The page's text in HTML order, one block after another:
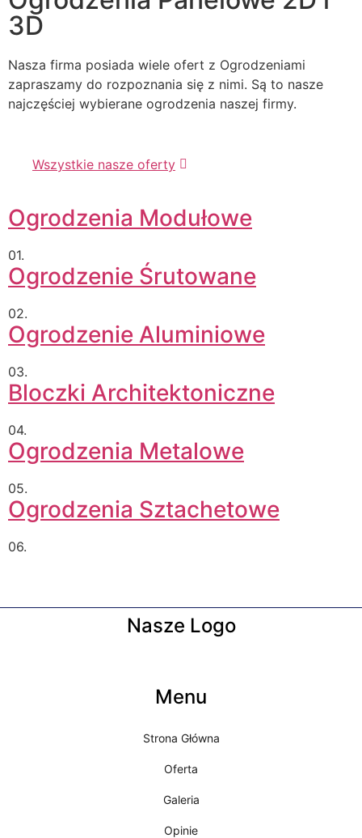
3D
Nasza firma posiada wiele ofert z Ogrodzeniami
zapraszamy do rozpoznania się z nimi. Są to nasze
najczęściej wybierane ogrodzenia naszej firmy.
Wszystkie nasze oferty
Ogrodzenia Modułowe
01.
Ogrodzenie Śrutowane
02.
Ogrodzenie Aluminiowe
03.
Bloczki Architektoniczne
04.
Ogrodzenia Metalowe
05.
Ogrodzenia Sztachetowe
06.
Nasze Logo
Menu
Strona Główna
Oferta
Galeria
Opinie